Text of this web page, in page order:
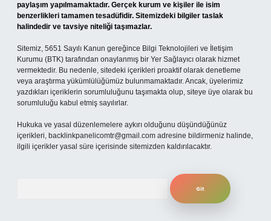
paylaşım yapılmamaktadır. Gerçek kurum ve kişiler ile isim
benzerlikleri tamamen tesadüfidir. Sitemizdeki bilgiler taslak
halindedir ve tavsiye niteliği taşımazlar.
Sitemiz, 5651 Sayılı Kanun gereğince Bilgi Teknolojileri ve İletişim
Kurumu (BTK) tarafından onaylanmış bir Yer Sağlayıcı olarak hizmet
vermektedir. Bu nedenle, sitedeki içerikleri proaktif olarak denetleme
veya araştırma yükümlülüğümüz bulunmamaktadır. Ancak, üyelerimiz
yazdıkları içeriklerin sorumluluğunu taşımakta olup, siteye üye olarak bu
sorumluluğu kabul etmiş sayılırlar.
Hukuka ve yasal düzenlemelere aykırı olduğunu düşündüğünüz
içerikleri, backlinkpanelicomtr@gmail.com adresine bildirmeniz halinde,
ilgili içerikler yasal süre içerisinde sitemizden kaldırılacaktır.